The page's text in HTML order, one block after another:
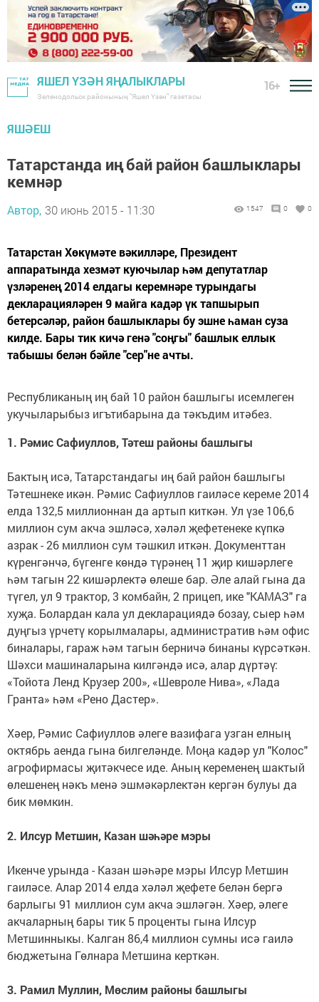
ЯШЕЛ ҮЗӘН ЯҢАЛЫКЛАРЫ
Зеленодольск районының "Яшел Үзән" газетасы
16+
ЯШӘЕШ
Татарстанда иң бай район башлыклары
кемнәр
Автор, 30 июнь 2015 - 11:30 1547 0 0
Татарстан Хөкүмәте вәкилләре, Президент
аппаратында хезмәт куючылар һәм депутатлар
үзләренең 2014 елдагы керемнәре турындагы
декларацияләрен 9 майга кадәр үк тапшырып
бетерсәләр, район башлыклары бу эшне һаман суза
килде. Бары тик кичә генә "соңгы" башлык еллык
табышы белән бәйле "сер"не ачты.
Республиканың иң бай 10 район башлыгы исемлеген
укучыларыбыз игътибарына да тәкъдим итәбез.
1. Рәмис Сафиуллов, Тәтеш районы башлыгы
Бактың исә, Татарстандагы иң бай район башлыгы
Тәтешнеке икән. Рәмис Сафиуллов гаиләсе кереме 2014
елда 132,5 миллионнан да артып киткән. Ул үзе 106,6
миллион сум акча эшләсә, хәләл җефетенеке күпкә
азрак - 26 миллион сум тәшкил иткән. Документтан
күренгәнчә, бүгенге көндә түрәнең 11 җир кишәрлеге
һәм тагын 22 кишәрлектә өлеше бар. Әле алай гына да
түгел, ул 9 трактор, 3 комбайн, 2 прицеп, ике "КАМАЗ" га
хуҗа. Болардан кала ул декларациядә бозау, сыер һәм
дуңгыз үрчетү корылмалары, административ һәм офис
биналары, гараж һәм тагын берничә бинаны күрсәткән.
Шәхси машиналарына килгәндә исә, алар дүртәү:
«Тойота Ленд Крузер 200», «Шевроле Нива», «Лада
Гранта» һәм «Рено Дастер».
Хәер, Рәмис Сафиуллов әлеге вазифага узган елның
октябрь аенда гына билгеләнде. Моңа кадәр ул "Колос"
агрофирмасы җитәкчесе иде. Аның кеременең шактый
өлешенең нәкъ менә эшмәкәрлектән кергән булуы да
бик мөмкин.
2. Илсур Метшин, Казан шәһәре мэры
Икенче урында - Казан шәһәре мэры Илсур Метшин
гаиләсе. Алар 2014 елда хәләл җефете белән бергә
барлыгы 91 миллион сум акча эшләгән. Хәер, әлеге
акчаларның бары тик 5 проценты гына Илсур
Метшинныкы. Калган 86,4 миллион сумны исә гаилә
бюджетына Гөлнара Метшина керткән.
3. Рамил Муллин, Мөслим районы башлыгы